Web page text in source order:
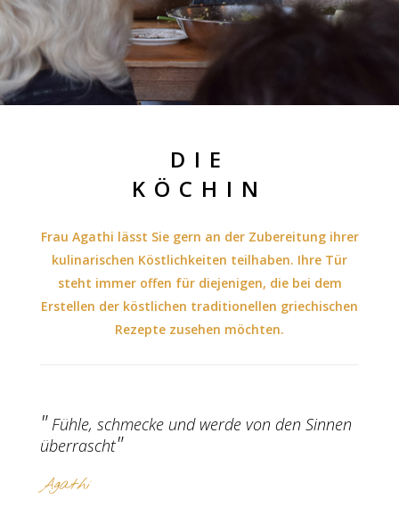
DIE
KÖCHIN
Frau Agathi lässt Sie gern an der Zubereitung ihrer
kulinarischen Köstlichkeiten teilhaben. Ihre Tür
steht immer offen für diejenigen, die bei dem
Erstellen der köstlichen traditionellen griechischen
Rezepte zusehen möchten.
Fühle, schmecke und werde von den Sinnen
überrascht
Agathi